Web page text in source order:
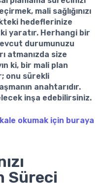
mali sağlığınızı
hedeflerinize
yaratır. Herhangi bir
durumunuzu
atmanızda size
ki, bir mali plan
onu sürekli
anahtarıdır.
inşa edebilirsiniz.
okumak için buraya
Süreci